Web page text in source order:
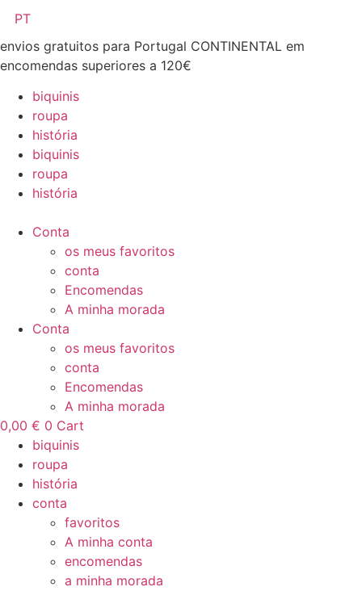
para
o
conteúdo
PT
envios gratuitos para Portugal CONTINENTAL em
encomendas superiores a 120€
biquinis
roupa
história
biquinis
roupa
história
Conta
os meus favoritos
conta
Encomendas
A minha morada
Conta
os meus favoritos
conta
Encomendas
A minha morada
0,00 € 0 Cart
biquinis
roupa
história
conta
favoritos
A minha conta
encomendas
a minha morada